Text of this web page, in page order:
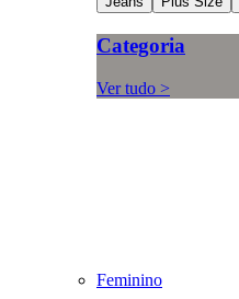
Categoria
Ver tudo >
Feminino